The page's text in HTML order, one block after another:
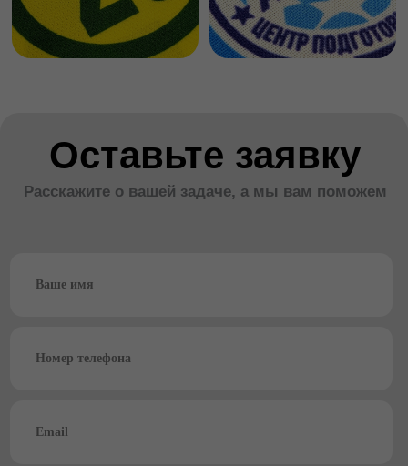
быстрый и четкий результат.
Если что - поможем
Наши услуги